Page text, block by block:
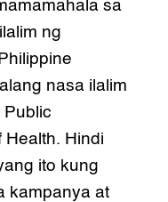
sa
ng
nasa ilalim
Public
Health. Hindi
ito kung
kampanya at